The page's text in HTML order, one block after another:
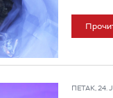
ПЕТАК, 24.